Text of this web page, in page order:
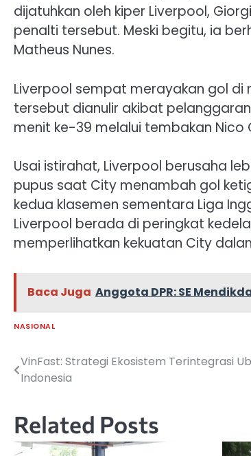
dijatuhkan oleh kiper Liverpool,
penalti tersebut. Meski begitu, ia
Matheus Nunes.
Liverpool sempat merayakan gol di
tersebut dianulir akibat
menit ke-39 melalui tembakan Nico
Usai istirahat, Liverpool berusaha
pupus saat City menambah gol
kedua klasemen sementara Liga
Liverpool berada di peringkat
memperlihatkan kekuatan City
Baca Juga Anggota DPR: SE
NASIONAL
Navigasi
VinFast: Strategi Ekosistem Terintegrasi
Indonesia
Related Posts